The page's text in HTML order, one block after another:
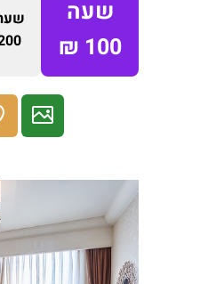
שעה
100 ₪
₪